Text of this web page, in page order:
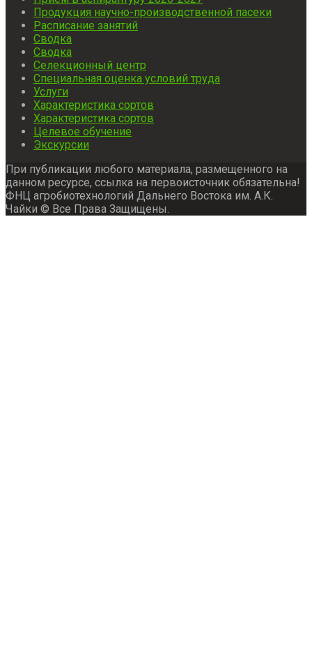
Продукция научно-производственной пасеки
Расписание занятий
Сводка
Сводка
Селекционный центр
Специальная оценка условий труда
Услуги
Характеристика сортов
Характеристика сортов
Целевое обучение
Экскурсии
При публикации любого материала, размещенного на
данном ресурсе, ссылка на первоисточник обязательна!
ФНЦ агробиотехнологий Дальнего Востока им. А.К.
Чайки © Все Права Защищены.